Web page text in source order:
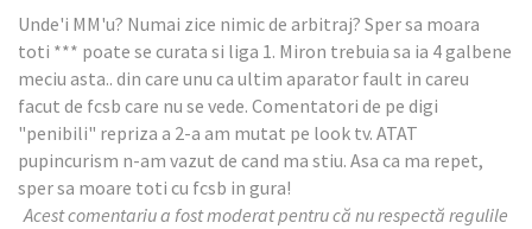
Unde'i MM'u? Numai zice nimic de arbitraj? Sper sa moara
toti *** poate se curata si liga 1. Miron trebuia sa ia 4 galbene
meciu asta.. din care unu ca ultim aparator fault in careu
facut de fcsb care nu se vede. Comentatori de pe digi
"penibili" repriza a 2-a am mutat pe look tv. ATAT
pupincurism n-am vazut de cand ma stiu. Asa ca ma repet,
sper sa moare toti cu fcsb in gura!
Acest comentariu a fost moderat pentru că nu respectă regulile